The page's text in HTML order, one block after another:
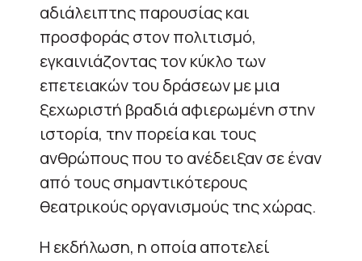
αδιάλειπτης παρουσίας και
προσφοράς στον πολιτισμό,
εγκαινιάζοντας τον κύκλο των
επετειακών του δράσεων με μια
ξεχωριστή βραδιά αφιερωμένη στην
ιστορία, την πορεία και τους
ανθρώπους που το ανέδειξαν σε έναν
από τους σημαντικότερους
θεατρικούς οργανισμούς της χώρας.
Η εκδήλωση, η οποία αποτελεί